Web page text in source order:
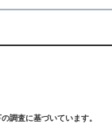
調査に基づいています。